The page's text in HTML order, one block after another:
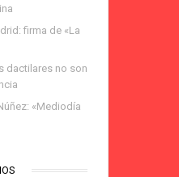
firma de «La
dactilares no son
«Mediodía